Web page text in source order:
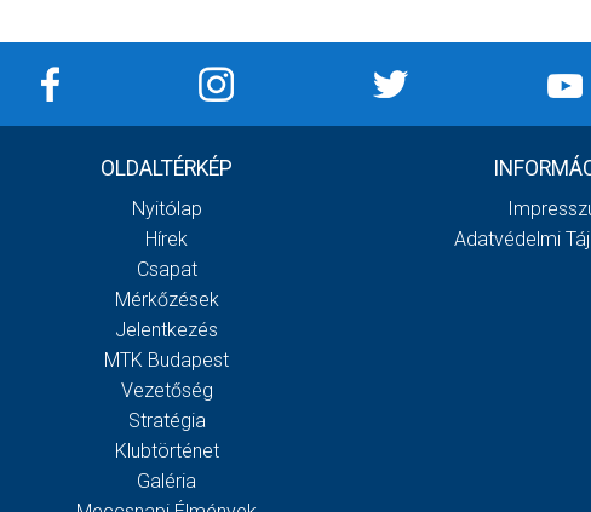
OLDALTÉRKÉP
Nyitólap
Hírek
Csapat
Mérkőzések
Jelentkezés
MTK Budapest
Vezetőség
Stratégia
Klubtörténet
Galéria
Adatvédelmi